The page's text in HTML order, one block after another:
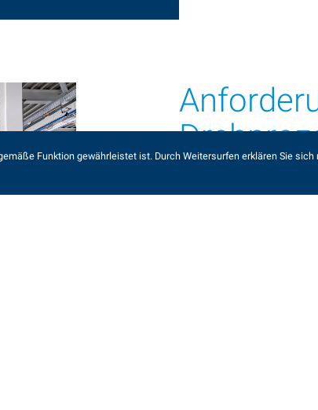
Funktion gewährleistet ist. Durch Weitersurfen erklären Sie sich